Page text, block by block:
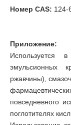
Номер CAS: 124-
Приложение:
Используется
эмульсионных
ржавчины),
повседневного
поглотителях